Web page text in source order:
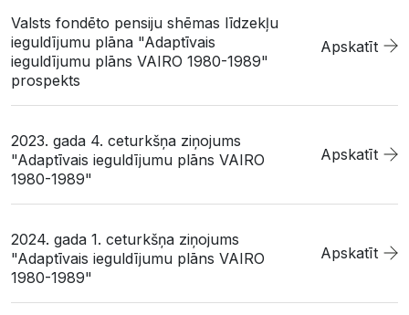
Valsts fondēto pensiju shēmas līdzekļu
ieguldījumu plāna "Adaptīvais
ieguldījumu plāns VAIRO 1980-1989"
prospekts
Apskatīt
2023. gada 4. ceturkšņa ziņojums
"Adaptīvais ieguldījumu plāns VAIRO
1980-1989"
Apskatīt
2024. gada 1. ceturkšņa ziņojums
"Adaptīvais ieguldījumu plāns VAIRO
1980-1989"
Apskatīt